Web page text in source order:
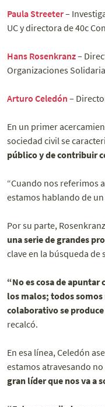
Paula Streeter–
UC y directora de 40c
Hans Rosenkranz–
Organizaciones
Arturo Celedón –
En un primer
sociedad civil se
público y de contribuir
“Cuando nos referimos
estamos hablando de
Por su parte,
una serie de grandes
clave en la búsqueda de
“No es cosa de apuntar
los malos; todos
colaborativo se
recalcó.
En esa línea, Celedón
estamos atravesando
gran líder que nos va a